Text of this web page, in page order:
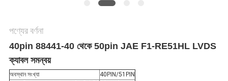
গোপনীয়তা
নীতি
পণ্যের বর্ণনা
40pin 88441-40 থেকে 50pin JAE F1-RE51HL LVDS
ক্যাবল সমন্বয়
অবস্থান সংখ্যা
40PIN/51PIN